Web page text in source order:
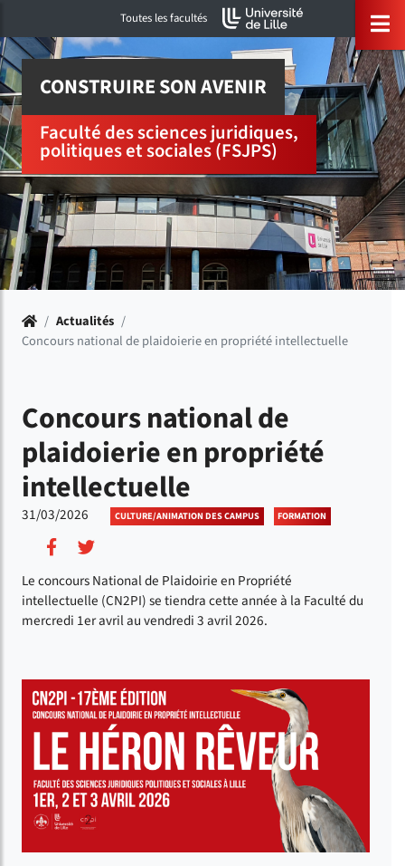
Accéder au menu principal
Accéder à la recherche
Accéder au pied de pageToutes les facultés
CONSTRUIRE SON AVENIR
Faculté des sciences juridiques,
politiques et sociales (FSJPS)
Accueil
/ Actualités /
Concours national de plaidoierie en propriété intellectuelle
Concours national de
plaidoierie en propriété
intellectuelle
31/03/2026 CULTURE/ANIMATION DES CAMPUS FORMATION
Partager sur Facebook
Partager sur Twitter
Le concours National de Plaidoirie en Propriété
intellectuelle (CN2PI) se tiendra cette année à la Faculté du
mercredi 1er avril au vendredi 3 avril 2026.